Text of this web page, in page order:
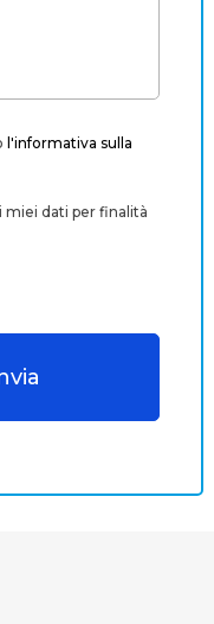
l'informativa sulla
dati per finalità